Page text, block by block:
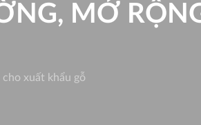
MỞ
xuất khẩu gỗ